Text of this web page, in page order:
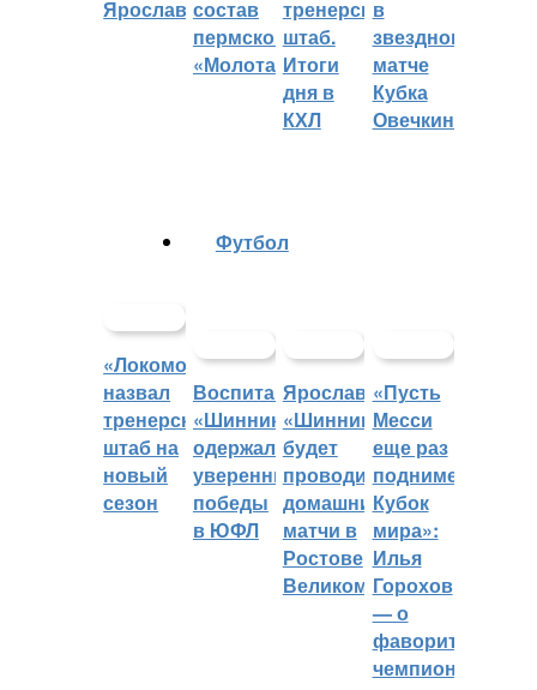
Ярославлесостав
пермского
«Молота»
тренерский
штаб.
Итоги
дня в
КХЛ
в
звездном
матче
Кубка
Овечкина
«Локомотив»
назвал
тренерский
штаб на
новый
сезон
Футбол
Воспитанники
«Шинника»
одержали
уверенные
победы
в ЮФЛ
Ярославский
«Шинник»
будет
проводить
домашние
матчи в
Ростове
Великом
«Пусть
Месси
еще раз
поднимет
Кубок
мира»:
Илья
Горохов
— о
фаворитах
чемпионата